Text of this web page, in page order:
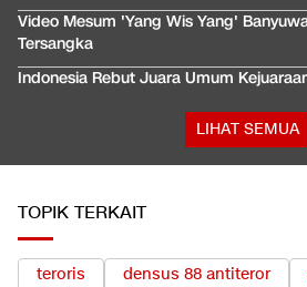
Video Mesum 'Yang Wis Yang'
Tersangka
Indonesia Rebut Juara Umum
LIHAT SEMUA
TOPIK TERKAIT
teroris densus 88 antiteror